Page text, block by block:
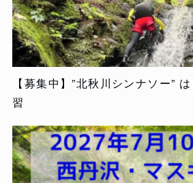
【募集中】”北秋川シンナソー”
習